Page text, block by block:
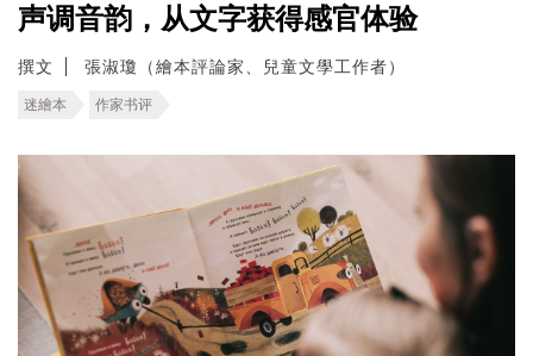
声调音韵，从文字获得感官体验
撰文 張淑瓊（繪本評論家、兒童文學工作者）
迷繪本 作家书评